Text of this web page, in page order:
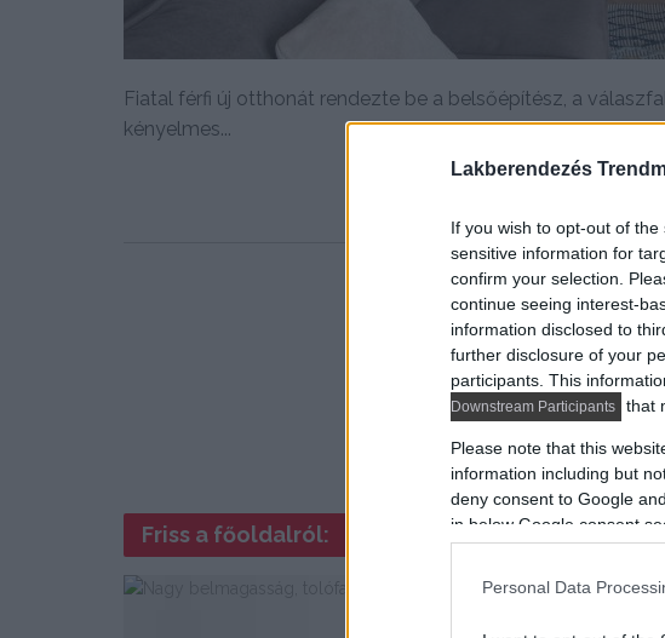
Lakberendezés
If you wish to opt-out of
sensitive information for
confirm your selection.
continue seeing interest-
information disclosed to
further disclosure of your
participants. This
Downstream Participants
that
Please note that this
information including but
deny consent to Google
in below Google consent
Personal Data
Fiatal férfi új otthonát rendezte be a belsőépítész, a
kényelmes...
Friss a főoldalról: